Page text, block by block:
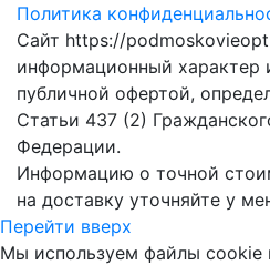
Политика
Сайт https://
информационный характер
публичной офертой,
Статьи 437 (2)
Федерации.
Информацию о точной
на доставку уточняйте у
Перейти вверх
Мы используем файлы cookie